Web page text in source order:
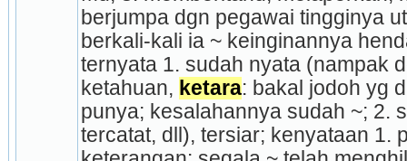
berjumpa dgn pegawai tingginya
berkali-kali ia ~ keinginannya
ternyata 1. sudah nyata (nampak
ketahuan, ketara: bakal jodoh yg
punya; ke­sa­lahannya sudah ~; 2.
tercatat, dll), tersiar; kenyataan 1.